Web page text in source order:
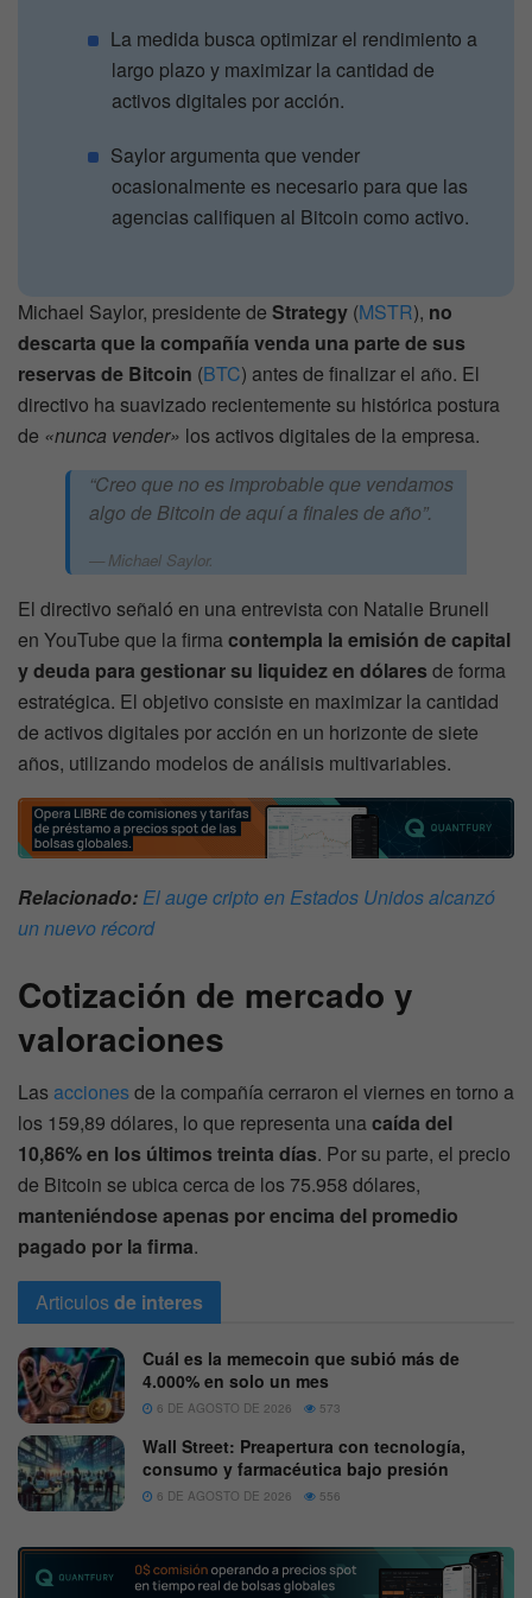
La medida busca optimizar el rendimiento a
largo plazo y maximizar la cantidad de
activos digitales por acción.
Saylor argumenta que vender
ocasionalmente es necesario para que las
agencias califiquen al Bitcoin como activo.
Michael Saylor, presidente de Strategy (MSTR), no
descarta que la compañía venda una parte de sus
reservas de Bitcoin (BTC) antes de finalizar el año. El
directivo ha suavizado recientemente su histórica postura
de «nunca vender» los activos digitales de la empresa.
“Creo que no es improbable que vendamos
algo de Bitcoin de aquí a finales de año”.
Michael Saylor.
El directivo señaló en una entrevista con Natalie Brunell
en YouTube que la firmacontempla la emisión de capital
y deuda para gestionar su liquidez en dólares de forma
estratégica. El objetivo consiste en maximizar la cantidad
de activos digitales por acción en un horizonte de siete
años, utilizando modelos de análisis multivariables.
Relacionado: El auge cripto en Estados Unidos alcanzó
un nuevo récord
Cotización de mercado y
valoraciones
Las accionesde la compañía cerraron el viernes en torno a
los 159,89 dólares, lo que representa una caída del
10,86% en los últimos treinta días. Por su parte, el precio
de Bitcoin se ubica cerca de los 75.958 dólares,
manteniéndose apenas por encima del promedio
pagado por la firma.
Articulosde interes
Cuál es la memecoin que subió más de
4.000% en solo un mes
6 DE AGOSTO DE 2026 573
Wall Street: Preapertura con tecnología,
consumo y farmacéutica bajo presión
6 DE AGOSTO DE 2026 556